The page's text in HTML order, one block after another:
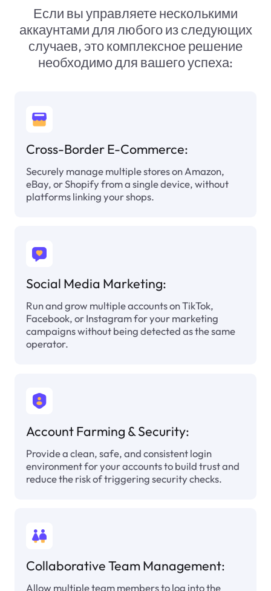
Если вы управляете несколькими
аккаунтами для любого из следующих
случаев, это комплексное решение
необходимо для вашего успеха:
Cross-Border E-Commerce:
Securely manage multiple stores on Amazon,
eBay, or Shopify from a single device, without
platforms linking your shops.
Social Media Marketing:
Run and grow multiple accounts on TikTok,
Facebook, or Instagram for your marketing
campaigns without being detected as the same
operator.
Account Farming & Security:
Provide a clean, safe, and consistent login
environment for your accounts to build trust and
reduce the risk of triggering security checks.
Collaborative Team Management:
Allow multiple team members to log into the